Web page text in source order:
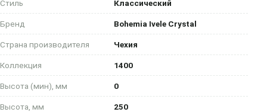
Стиль Классический
Бренд Bohemia Ivele Crystal
Страна производителя Чехия
Коллекция 1400
Высота (мин), мм 0
Высота, мм 250